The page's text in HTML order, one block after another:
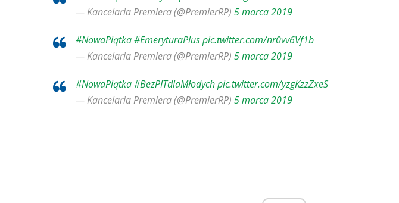
— Kancelaria Premiera (@PremierRP) 5 marca 2019
#NowaPiątka#EmeryturaPluspic.twitter.com/nr0vv6Vf1b
— Kancelaria Premiera (@PremierRP) 5 marca 2019
#NowaPiątka#BezPITdlaMłodychpic.twitter.com/yzgKzzZxeS
— Kancelaria Premiera (@PremierRP) 5 marca 2019